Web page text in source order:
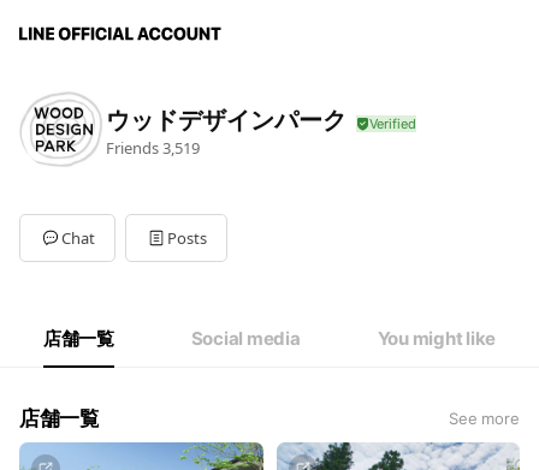
ウッドデザインパーク
Friends3,519
Chat Posts
店舗一覧 Social media You might like
店舗一覧 See more